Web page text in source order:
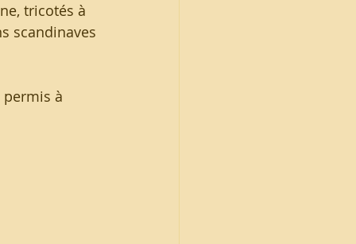
tricotés à
scandinaves
à